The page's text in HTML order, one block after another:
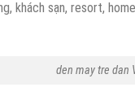
khách sạn, resort,
den may tre dan